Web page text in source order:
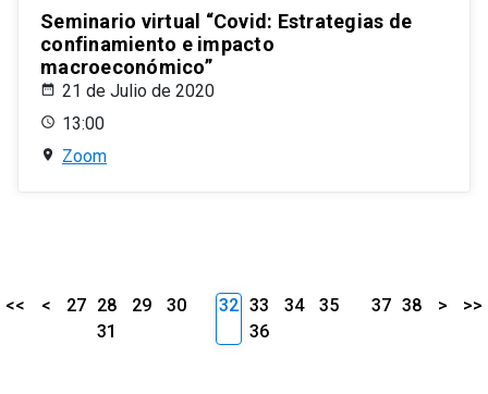
Seminario virtual “Covid: Estrategias de
confinamiento e impacto
macroeconómico”
21 de Julio de 2020
13:00
Zoom
<< < 27 28 29
30
31
32 33 34
35
36
37 38 > >>